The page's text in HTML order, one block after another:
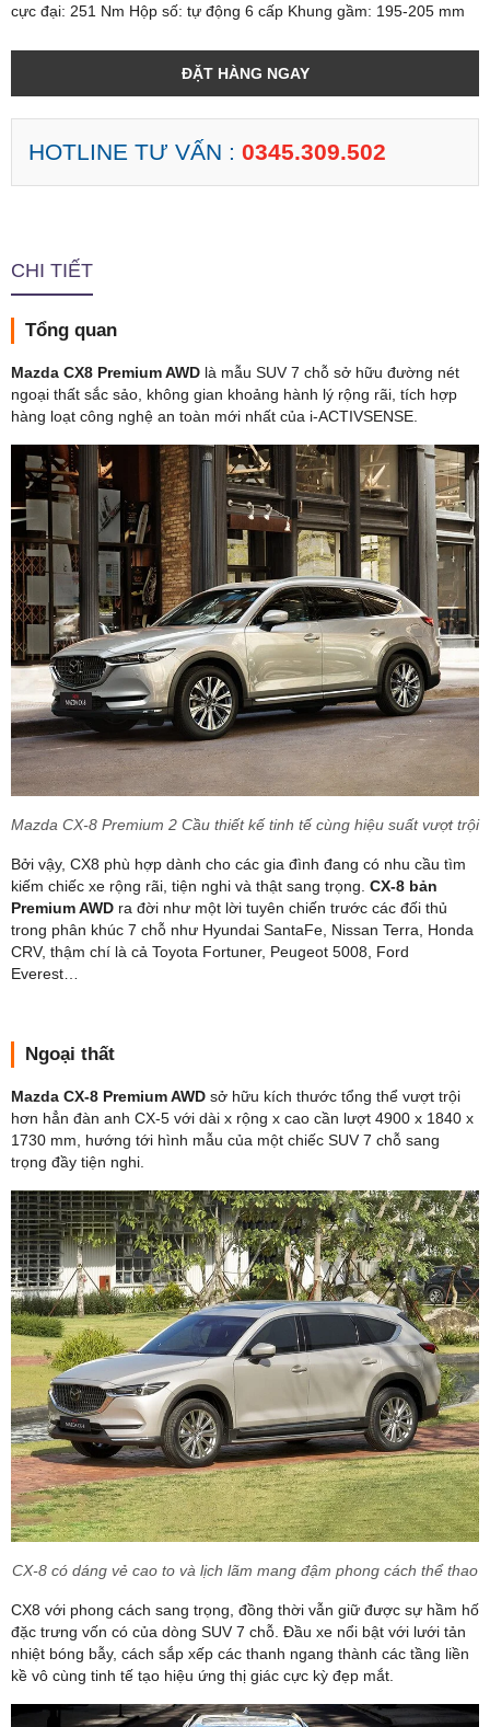
cực đại: 251 Nm Hộp số: tự động 6 cấp Khung gầm: 195-205 mm
ĐẶT HÀNG NGAY
HOTLINE TƯ VẤN : 0345.309.502
CHI TIẾT
Tổng quan
Mazda CX8 Premium AWD là mẫu SUV 7 chỗ sở hữu đường nét
ngoại thất sắc sảo, không gian khoảng hành lý rộng rãi, tích hợp
hàng loạt công nghệ an toàn mới nhất của i-ACTIVSENSE.
Mazda CX-8 Premium 2 Cầu thiết kế tinh tế cùng hiệu suất vượt trội
Bởi vậy, CX8 phù hợp dành cho các gia đình đang có nhu cầu tìm
kiếm chiếc xe rộng rãi, tiện nghi và thật sang trọng. CX-8 bản
Premium AWD ra đời như một lời tuyên chiến trước các đối thủ
trong phân khúc 7 chỗ như Hyundai SantaFe, Nissan Terra, Honda
CRV, thậm chí là cả Toyota Fortuner, Peugeot 5008, Ford
Everest…
Ngoại thất
Mazda CX-8 Premium AWD sở hữu kích thước tổng thể vượt trội
hơn hẳn đàn anh CX-5 với dài x rộng x cao cần lượt 4900 x 1840 x
1730 mm, hướng tới hình mẫu của một chiếc SUV 7 chỗ sang
trọng đầy tiện nghi.
CX-8 có dáng vẻ cao to và lịch lãm mang đậm phong cách thể thao
CX8 với phong cách sang trọng, đồng thời vẫn giữ được sự hầm hố
đặc trưng vốn có của dòng SUV 7 chỗ. Đầu xe nổi bật với lưới tản
nhiệt bóng bẫy, cách sắp xếp các thanh ngang thành các tầng liền
kề vô cùng tinh tế tạo hiệu ứng thị giác cực kỳ đẹp mắt.